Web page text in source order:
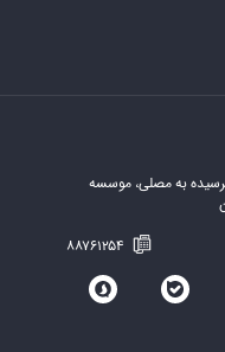
نرسیده به مصلی، موسسه